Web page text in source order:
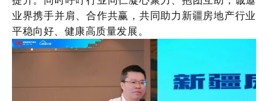
业界携手并肩、合作共赢，共同助力新疆房地产行业
平稳向好、健康高质量发展。